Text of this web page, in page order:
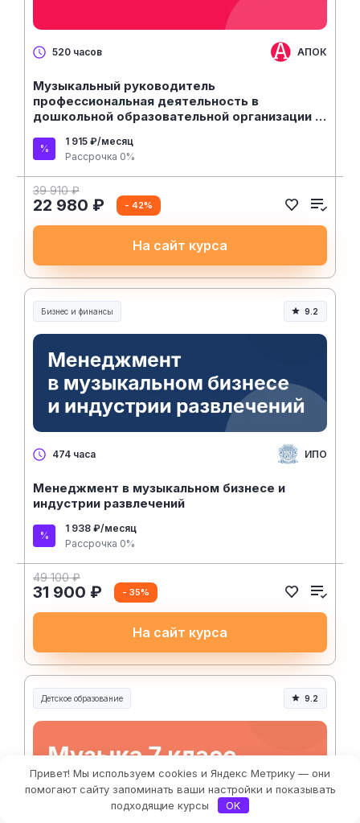
520 часов АПОК
Музыкальный руководитель
профессиональная деятельность в
дошкольной образовательной организации —
1 915 ₽/месяц
Рассрочка 0%
39 910 ₽
22 980 ₽ - 42%
На сайт курса
Бизнес и финансы 9.2
474 часа ИПО
Менеджмент в музыкальном бизнесе и
индустрии развлечений
1 938 ₽/месяц
Рассрочка 0%
49 100 ₽
31 900 ₽ - 35%
На сайт курса
Детское образование 9.2
Привет! Мы используем cookies и Яндекс Метрику — они
помогают сайту запоминать ваши настройки и показывать
подходящие курсы
OK
Фильтры